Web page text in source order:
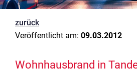
zurück
Veröffentlicht am: 09.03.2012
Wohnhausbrand in